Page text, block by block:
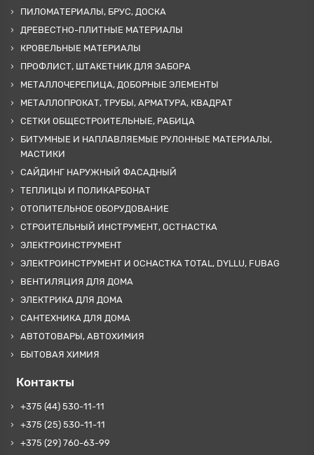
ПИЛОМАТЕРИАЛЫ, БРУС, ДОСКА
ДРЕВЕСТНО-ПЛИТНЫЕ МАТЕРИАЛЫ
КРОВЕЛЬНЫЕ МАТЕРИАЛЫ
ПРОФЛИСТ, ШТАКЕТНИК ДЛЯ ЗАБОРА
МЕТАЛЛОЧЕРЕПИЦА, ДОБОРНЫЕ ЭЛЕМЕНТЫ
МЕТАЛЛОПРОКАТ, ТРУБЫ, АРМАТУРА, КВАДРАТ
СЕТКИ ОБЩЕСТРОИТЕЛЬНЫЕ, РАБИЦА
БИТУМНЫЕ И НАПЛАВЛЯЕМЫЕ РУЛОННЫЕ МАТЕРИАЛЫ,
МАСТИКИ
САЙДИНГ НАРУЖНЫЙ ФАСАДНЫЙ
ТЕПЛИЦЫ И ПОЛИКАРБОНАТ
ОТОПИТЕЛЬНОЕ ОБОРУДОВАНИЕ
СТРОИТЕЛЬНЫЙ ИНСТРУМЕНТ, ОСТНАСТКА
ЭЛЕКТРОИНСТРУМЕНТ
ЭЛЕКТРОИНСТРУМЕНТ И ОСНАСТКА TOTAL, DYLLU, FUBAG
ВЕНТИЛЯЦИЯ ДЛЯ ДОМА
ЭЛЕКТРИКА ДЛЯ ДОМА
САНТЕХНИКА ДЛЯ ДОМА
АВТОТОВАРЫ, АВТОХИМИЯ
БЫТОВАЯ ХИМИЯ
Контакты
+375 (44) 530-11-11
+375 (25) 530-11-11
+375 (29) 760-63-99